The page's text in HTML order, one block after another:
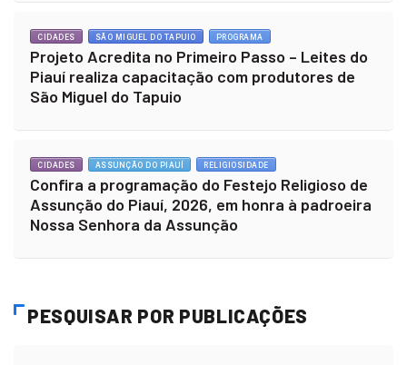
CIDADES SÃO MIGUEL DO TAPUIO PROGRAMA
Projeto Acredita no Primeiro Passo – Leites do
Piauí realiza capacitação com produtores de
São Miguel do Tapuio
CIDADES ASSUNÇÃO DO PIAUÍ RELIGIOSIDADE
Confira a programação do Festejo Religioso de
Assunção do Piauí, 2026, em honra à padroeira
Nossa Senhora da Assunção
PESQUISAR POR PUBLICAÇÕES